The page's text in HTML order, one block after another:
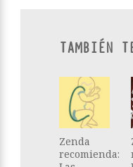
TAMBIÉN
Zenda
recomienda: